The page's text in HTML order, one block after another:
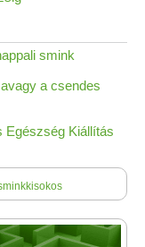
smink
a csendes
Egészség Kiállítás